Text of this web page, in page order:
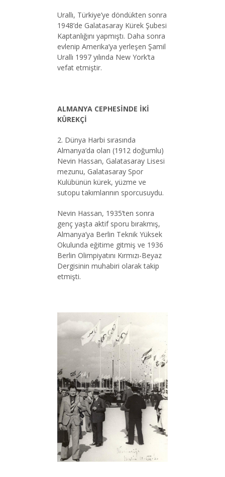
Urallı, Türkiye’ye döndükten sonra
1948’de Galatasaray Kürek Şubesi
Kaptanlığını yapmıştı. Daha sonra
evlenip Amerika’ya yerleşen Şamil
Urallı 1997 yılında New York’ta
vefat etmiştir.
ALMANYA CEPHESİNDE İKİ
KÜREKÇİ
2. Dünya Harbi sırasında
Almanya’da olan (1912 doğumlu)
Nevin Hassan, Galatasaray Lisesi
mezunu, Galatasaray Spor
Kulübünün kürek, yüzme ve
sutopu takımlarının sporcusuydu.
Nevin Hassan, 1935’ten sonra
genç yaşta aktif sporu bırakmış,
Almanya’ya Berlin Teknik Yüksek
Okulunda eğitime gitmiş ve 1936
Berlin Olimpiyatını Kırmızı-Beyaz
Dergisinin muhabiri olarak takip
etmişti.